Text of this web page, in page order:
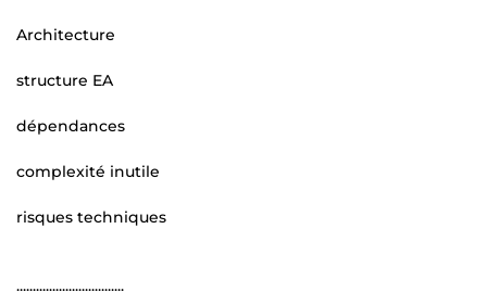
Architecture
structure EA
dépendances
complexité inutile
risques techniques
.................................